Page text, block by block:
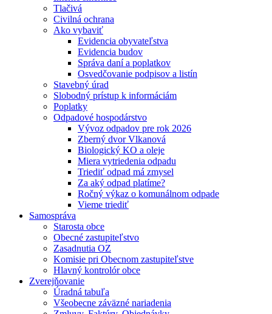
Tlačivá
Civilná ochrana
Ako vybaviť
Evidencia obyvateľstva
Evidencia budov
Správa daní a poplatkov
Osvedčovanie podpisov a listín
Stavebný úrad
Slobodný prístup k informáciám
Poplatky
Odpadové hospodárstvo
Vývoz odpadov pre rok 2026
Zberný dvor Vlkanová
Biologický KO a oleje
Miera vytriedenia odpadu
Triediť odpad má zmysel
Za aký odpad platíme?
Ročný výkaz o komunálnom odpade
Vieme triediť
Samospráva
Starosta obce
Obecné zastupiteľstvo
Zasadnutia OZ
Komisie pri Obecnom zastupiteľstve
Hlavný kontrolór obce
Zverejňovanie
Úradná tabuľa
Všeobecne záväzné nariadenia